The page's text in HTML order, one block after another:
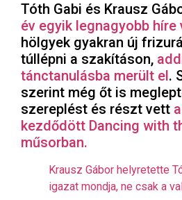
Tóth Gabi és Krausz
év egyik legnagyobb híre
hölgyek gyakran új
túllépni a szakításon,
tánctanulásba merült el.
szerint még őt is
szereplést és részt vett
kezdődött Dancing with
műsorban.
Krausz Gábor helyretette
igazat mondja, ne csak a